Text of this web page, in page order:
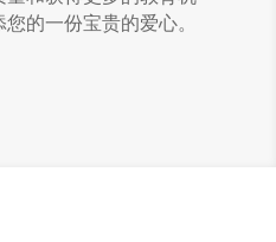
的一份宝贵的爱心。